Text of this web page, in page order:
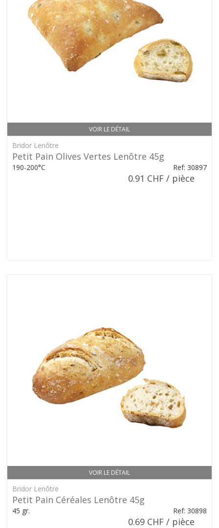
VOIR LE DÉTAIL
Bridor Lenôtre
Petit Pain Olives Vertes Lenôtre 45g
190-200°C Ref: 30897
0.91 CHF / pièce
VOIR LE DÉTAIL
Bridor Lenôtre
Petit Pain Céréales Lenôtre 45g
45 gr. Ref: 30898
0.69 CHF / pièce